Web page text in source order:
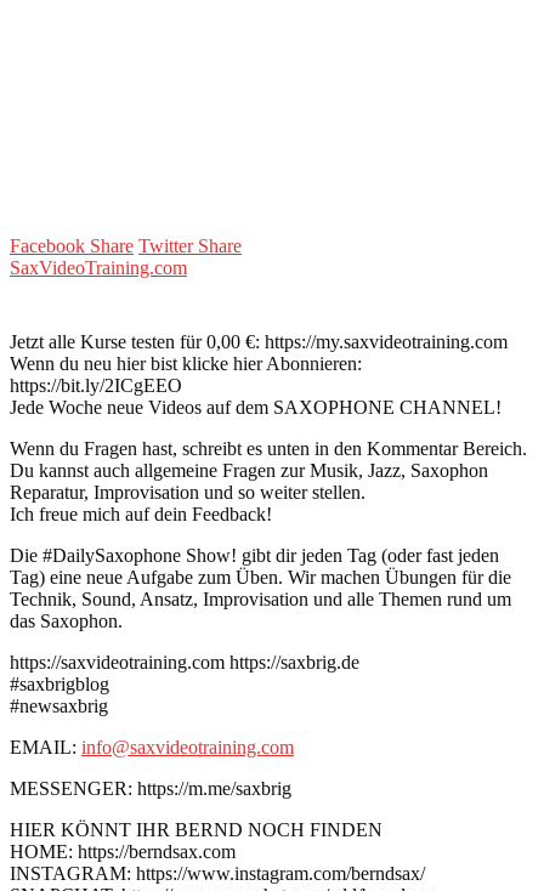
Facebook Share Twitter Share
SaxVideoTraining.com
Jetzt alle Kurse testen für 0,00 €: https://my.saxvideotraining.com
Wenn du neu hier bist klicke hier Abonnieren:
https://bit.ly/2ICgEEO
Jede Woche neue Videos auf dem SAXOPHONE CHANNEL!
Wenn du Fragen hast, schreibt es unten in den Kommentar Bereich.
Du kannst auch allgemeine Fragen zur Musik, Jazz, Saxophon
Reparatur, Improvisation und so weiter stellen.
Ich freue mich auf dein Feedback!
Die #DailySaxophone Show! gibt dir jeden Tag (oder fast jeden
Tag) eine neue Aufgabe zum Üben. Wir machen Übungen für die
Technik, Sound, Ansatz, Improvisation und alle Themen rund um
das Saxophon.
https://saxvideotraining.com https://saxbrig.de
#saxbrigblog
#newsaxbrig
EMAIL: info@saxvideotraining.com
MESSENGER: https://m.me/saxbrig
HIER KÖNNT IHR BERND NOCH FINDEN
HOME: https://berndsax.com
INSTAGRAM: https://www.instagram.com/berndsax/